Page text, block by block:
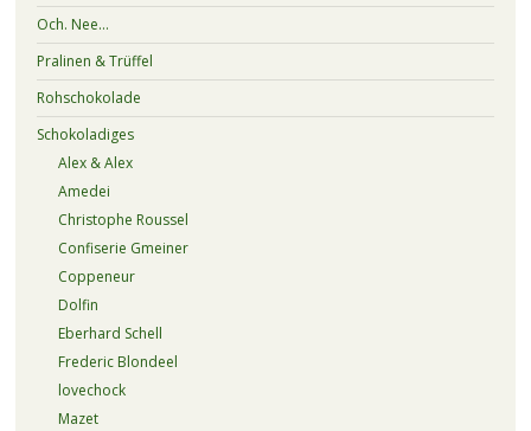
Och. Nee…
Pralinen & Trüffel
Rohschokolade
Schokoladiges
Alex & Alex
Amedei
Christophe Roussel
Confiserie Gmeiner
Coppeneur
Dolfin
Eberhard Schell
Frederic Blondeel
lovechock
Mazet